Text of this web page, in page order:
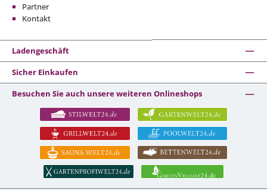
Partner
Kontakt
Ladengeschäft
Sicher Einkaufen
Besuchen Sie auch unsere weiteren Onlineshops